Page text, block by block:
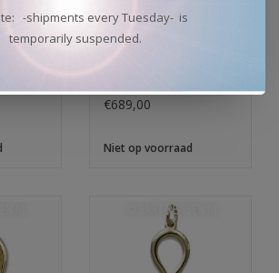
- gold
€689,00
Niet op voorraad
-shipments every Tuesday- is
temporarily suspended.